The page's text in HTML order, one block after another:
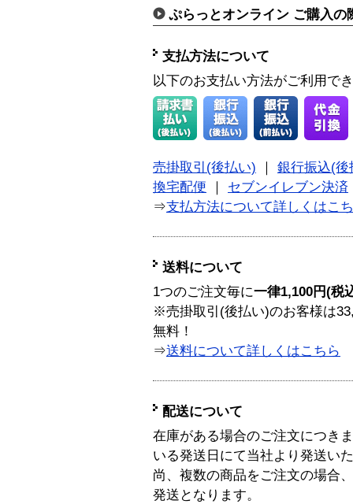
ぷらっとオンライン ご購入の
支払方法について
以下のお支払い方法がご利用で
売掛取引(後払い)
銀行振込(後
換宅配便
セブンイレブン決済
⇒支払方法について詳しくはこ
送料について
1つのご注文毎に一律1,100円(税
※売掛取引(後払い)のお客様は
無料！
⇒送料について詳しくはこちら
配送について
在庫がある場合のご注文につき
いる発送日にて当社より発送い
尚、複数の商品をご注文の場合
発送となります。